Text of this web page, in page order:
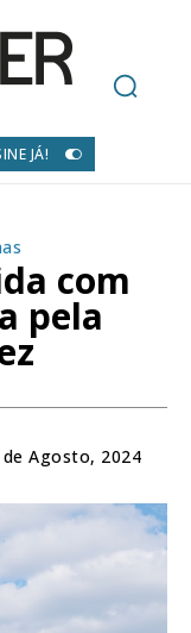
JÁ!
com
pela
de Agosto, 2024